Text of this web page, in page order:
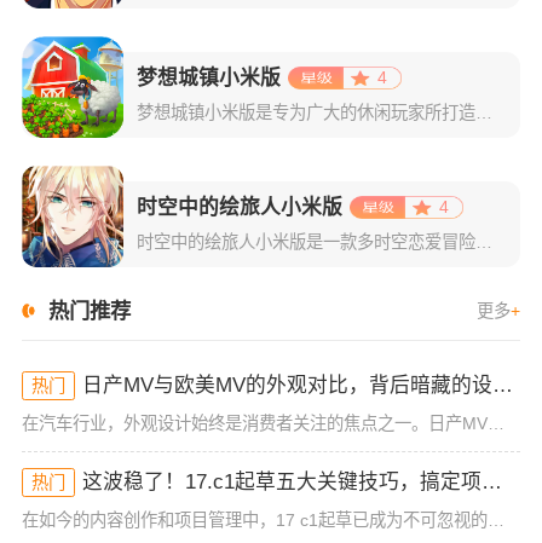
梦想城镇小米版
4
时空中的绘旅人小米版
4
热门推荐 更多+
热门 日产MV与欧美MV的外观对比，背后暗藏的设计思路竟然是这样！
在汽车行业，外观设计始终是消费者关注的焦点之一。日产MV（Microvan）与欧美市场的微型车，虽然功能和定位相似，但它们的外观设计却有着鲜明的区别。很多人可能已经注意到，日产MV的造型与欧美MV在细
热门 这波稳了！17.c1起草五大关键技巧，搞定项目绝对无压力！
在如今的内容创作和项目管理中，17 c1起草已成为不可忽视的一项技能，尤其是对于那些从事高效工作的专业人士来说。掌握17 c1起草的核心技巧，不仅能够帮助你提升工作效率，还能让你在各种项目中脱颖而出。